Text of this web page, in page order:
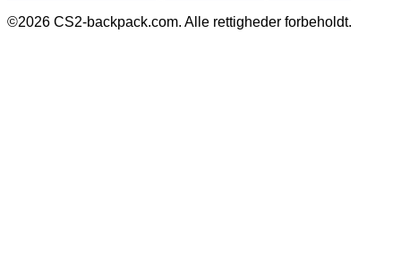
©2026 CS2-backpack.com. Alle rettigheder forbeholdt.